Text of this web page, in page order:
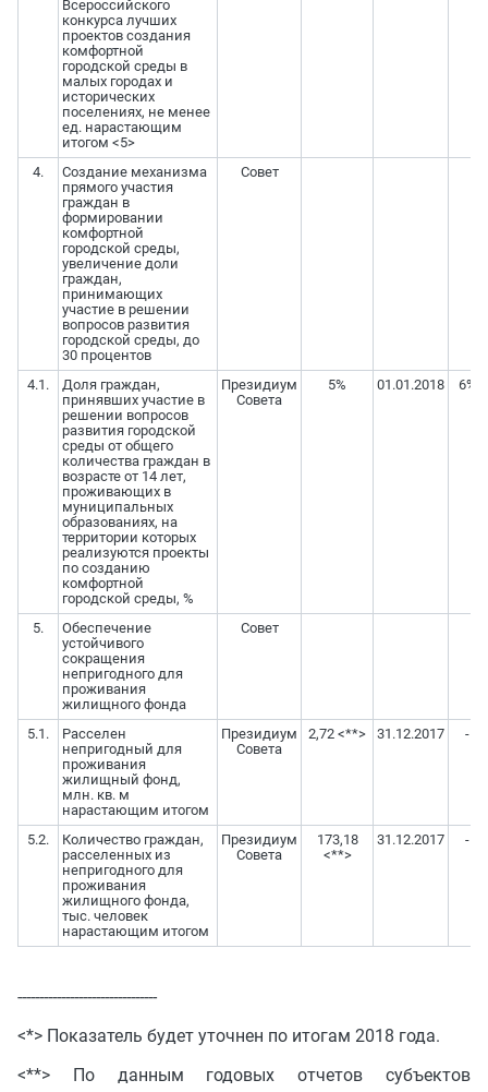
Всероссийского
конкурса лучших
проектов создания
комфортной
городской среды в
малых городах и
исторических
поселениях, не менее
ед. нарастающим
итогом <5>
4.
Создание механизма
прямого участия
граждан в
формировании
комфортной
городской среды,
увеличение доли
граждан,
принимающих
участие в решении
вопросов развития
городской среды, до
30 процентов
Совет
4.1.
Доля граждан,
принявших участие в
решении вопросов
развития городской
среды от общего
количества граждан в
возрасте от 14 лет,
проживающих в
муниципальных
образованиях, на
территории которых
реализуются проекты
по созданию
комфортной
городской среды, %
Президиум
Совета
5% 01.01.2018 6%
5.
Обеспечение
устойчивого
сокращения
непригодного для
проживания
жилищного фонда
Совет
5.1.
Расселен
непригодный для
проживания
жилищный фонд,
млн. кв. м
нарастающим итогом
Президиум
Совета
2,72 <**> 31.12.2017 -
5.2.
Количество граждан,
расселенных из
непригодного для
проживания
жилищного фонда,
тыс. человек
нарастающим итогом
Президиум
Совета
173,18
<**>
31.12.2017 -
--------------------------------
<*> Показатель будет уточнен по итогам 2018 года.
<**> По данным годовых отчетов субъектов